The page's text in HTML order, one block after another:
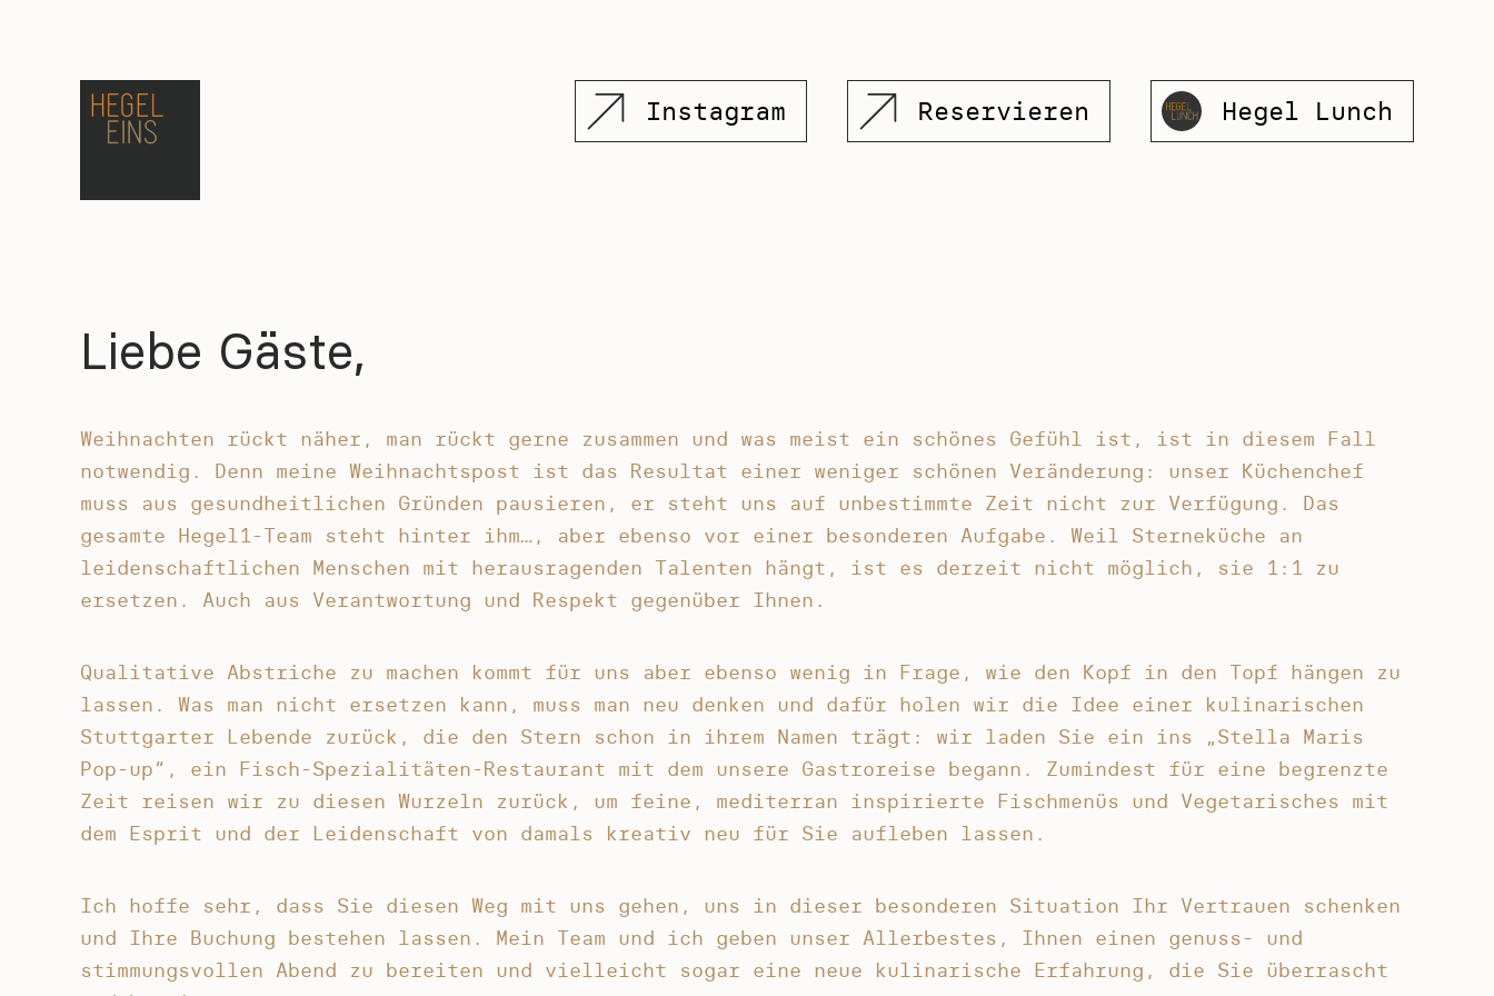
Instagram Reservieren Hegel Lunch
Liebe Gäste,
Weihnachten rückt näher, man rückt gerne zusammen und was meist ein schönes Gefühl ist, ist in diesem Fall
notwendig. Denn meine Weihnachtspost ist das Resultat einer weniger schönen Veränderung: unser Küchenchef
muss aus gesundheitlichen Gründen pausieren, er steht uns auf unbestimmte Zeit nicht zur Verfügung. Das
gesamte Hegel1-Team steht hinter ihm…, aber ebenso vor einer besonderen Aufgabe. Weil Sterneküche an
leidenschaftlichen Menschen mit herausragenden Talenten hängt, ist es derzeit nicht möglich, sie 1:1 zu
ersetzen. Auch aus Verantwortung und Respekt gegenüber Ihnen.
Qualitative Abstriche zu machen kommt für uns aber ebenso wenig in Frage, wie den Kopf in den Topf hängen zu
lassen. Was man nicht ersetzen kann, muss man neu denken und dafür holen wir die Idee einer kulinarischen
Stuttgarter Lebende zurück, die den Stern schon in ihrem Namen trägt: wir laden Sie ein ins „Stella Maris
Pop-up“, ein Fisch-Spezialitäten-Restaurant mit dem unsere Gastroreise begann. Zumindest für eine begrenzte
Zeit reisen wir zu diesen Wurzeln zurück, um feine, mediterran inspirierte Fischmenüs und Vegetarisches mit
dem Esprit und der Leidenschaft von damals kreativ neu für Sie aufleben lassen.
Ich hoffe sehr, dass Sie diesen Weg mit uns gehen, uns in dieser besonderen Situation Ihr Vertrauen schenken
und Ihre Buchung bestehen lassen. Mein Team und ich geben unser Allerbestes, Ihnen einen genuss- und
stimmungsvollen Abend zu bereiten und vielleicht sogar eine neue kulinarische Erfahrung, die Sie überrascht